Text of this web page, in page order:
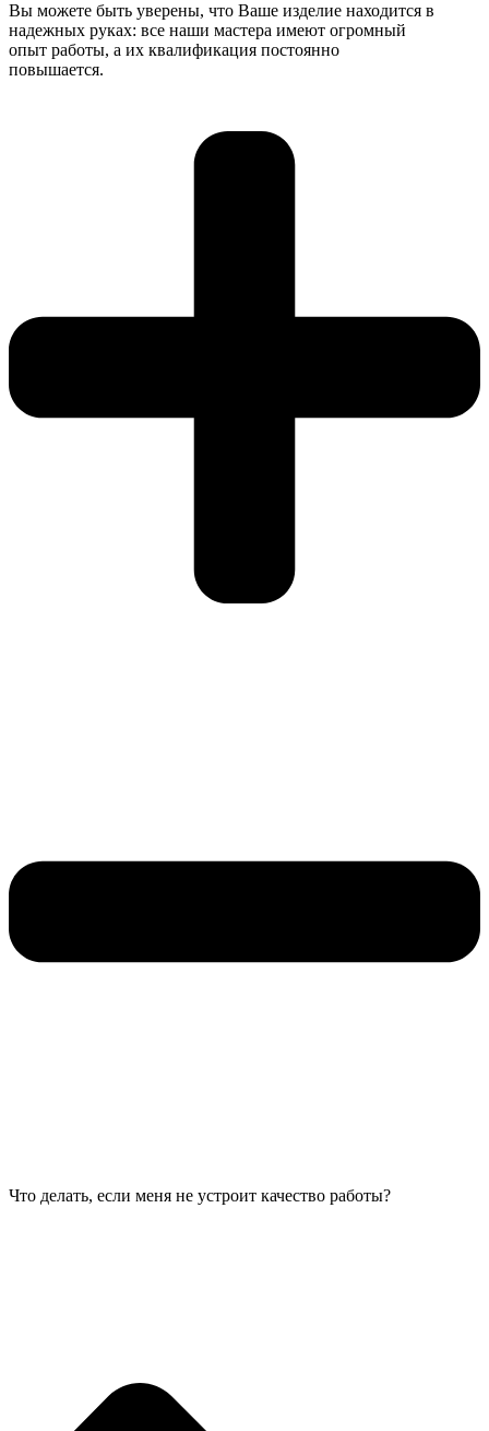
Вы можете быть уверены, что Ваше изделие находится в
надежных руках: все наши мастера имеют огромный
опыт работы, а их квалификация постоянно
повышается.
Что делать, если меня не устроит качество работы?